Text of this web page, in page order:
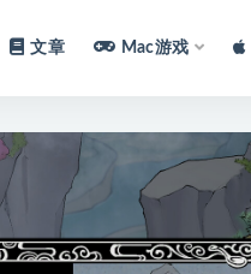
文章 Mac游戏